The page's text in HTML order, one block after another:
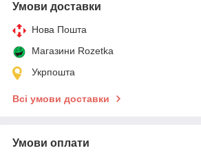
Умови доставки
Нова Пошта
Магазини Rozetka
Укрпошта
Всі умови доставки
Умови оплати